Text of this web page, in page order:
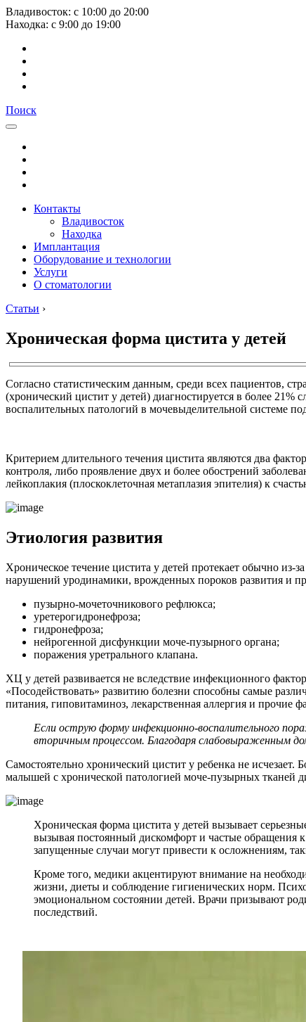
Владивосток: с 10:00 до 20:00
Находка: с 9:00 до 19:00
Поиск
Контакты
Владивосток
Находка
Имплантация
Оборудование и технологии
Услуги
О стоматологии
Статьи ›
Хроническая форма цистита у детей
Согласно статистическим данным, среди всех пациентов,
(хронический цистит у детей) диагностируется в более
воспалительных патологий в мочевыделительной системе
Критерием длительного течения цистита являются два
контроля, либо проявление двух и более обострений
лейкоплакия (плоскоклеточная метаплазия эпителия) к
Этиология развития
Хроническое течение цистита у детей протекает обычно из-
нарушений уродинамики, врожденных пороков развития и
пузырно-мочеточникового рефлюкса;
уретерогидронефроза;
гидронефроза;
нейрогенной дисфункции моче-пузырного органа;
поражения уретрального клапана.
ХЦ у детей развивается не вследствие инфекционного
«Посодействовать» развитию болезни способны самые
питания, гиповитаминоз, лекарственная аллергия и прочие
Если острую форму инфекционно-воспалительного
вторичным процессом. Благодаря слабовыраженным
Самостоятельно хронический цистит у ребенка не
малышей с хронической патологией моче-пузырных тканей
Хроническая форма цистита у детей вызывает
вызывая постоянный дискомфорт и частые обращения
запущенные случаи могут привести к осложнениям,
Кроме того, медики акцентируют внимание на
жизни, диеты и соблюдение гигиенических норм.
эмоциональном состоянии детей. Врачи призывают
последствий.